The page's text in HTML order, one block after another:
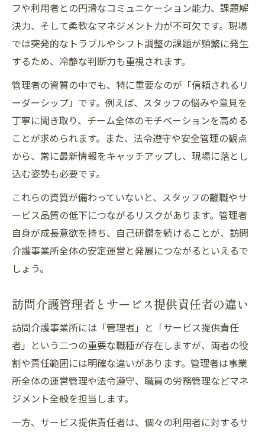
フや利用者との円滑なコミュニケーション能力、課題解
決力、そして柔軟なマネジメント力が不可欠です。現場
では突発的なトラブルやシフト調整の課題が頻繁に発生
するため、冷静な判断力も重視されます。
管理者の資質の中でも、特に重要なのが「信頼されるリ
ーダーシップ」です。例えば、スタッフの悩みや意見を
丁寧に聞き取り、チーム全体のモチベーションを高める
ことが求められます。また、法令遵守や安全管理の観点
から、常に最新情報をキャッチアップし、現場に落とし
込む姿勢も必要です。
これらの資質が備わっていないと、スタッフの離職やサ
ービス品質の低下につながるリスクがあります。管理者
自身が成長意欲を持ち、自己研鑽を続けることが、訪問
介護事業所全体の安定運営と発展につながるといえるで
しょう。
訪問介護管理者とサービス提供責任者の違い
訪問介護事業所には「管理者」と「サービス提供責任
者」という二つの重要な職種が存在しますが、両者の役
割や責任範囲には明確な違いがあります。管理者は事業
所全体の運営管理や法令遵守、職員の労務管理などマネ
ジメント全般を担当します。
一方、サービス提供責任者は、個々の利用者に対するサ